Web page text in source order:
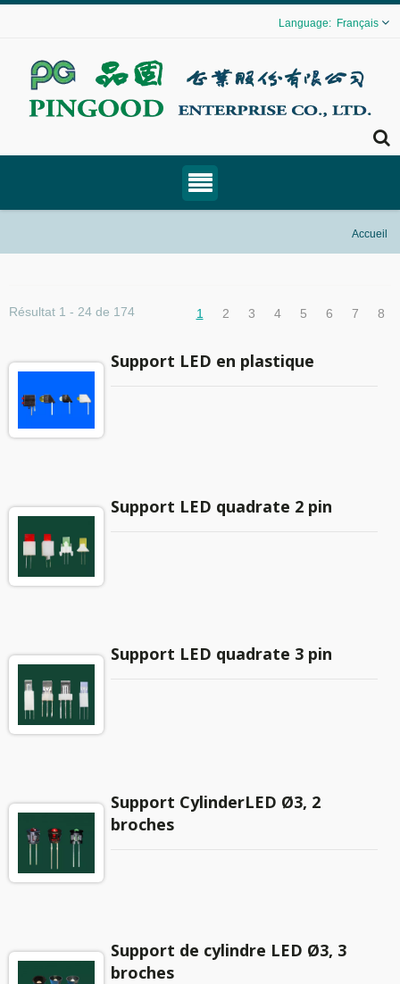
Français
Accueil
Résultat 1 - 24 de 174 1 2 3 4 5 6 7 8
Support LED en plastique
Support LED quadrate 2 pin
Support LED quadrate 3 pin
Support CylinderLED Ø3, 2
broches
Support de cylindre LED Ø3, 3
broches